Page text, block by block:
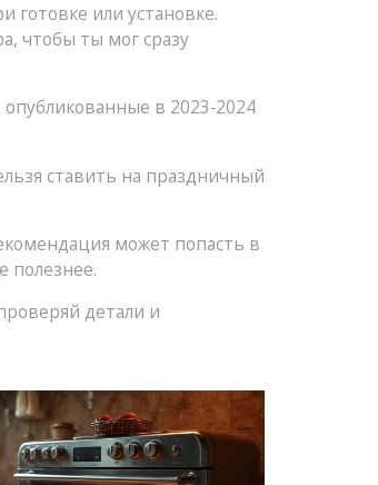
готовке или установке.
чтобы ты мог сразу
в 2023‑2024
ставить на праздничный
может попасть в
полезнее.
детали и